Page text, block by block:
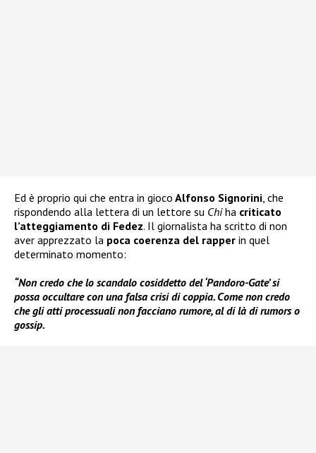
Ed è proprio qui che entra in gioco Alfonso Signorini, che
rispondendo alla lettera di un lettore su Chiha criticato
l’atteggiamento di Fedez. Il giornalista ha scritto di non
aver apprezzato la poca coerenza del rapper in quel
determinato momento:
“Non credo che lo scandalo cosiddetto del ‘Pandoro-Gate’ si
possa occultare con una falsa crisi di coppia. Come non credo
che gli atti processuali non facciano rumore, al di là di rumors o
gossip.